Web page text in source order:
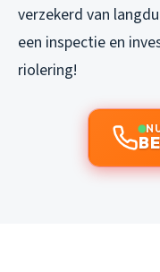
verzekerd van
een inspectie en
riolering!